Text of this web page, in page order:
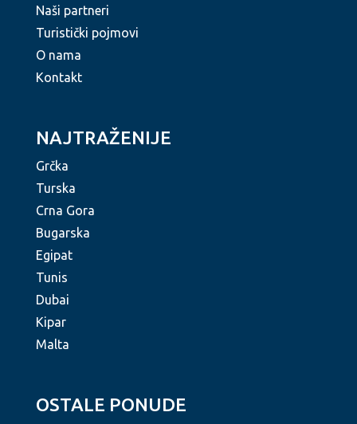
Naši partneri
Turistički pojmovi
O nama
Kontakt
NAJTRAŽENIJE
Grčka
Turska
Crna Gora
Bugarska
Egipat
Tunis
Dubai
Kipar
Malta
OSTALE PONUDE